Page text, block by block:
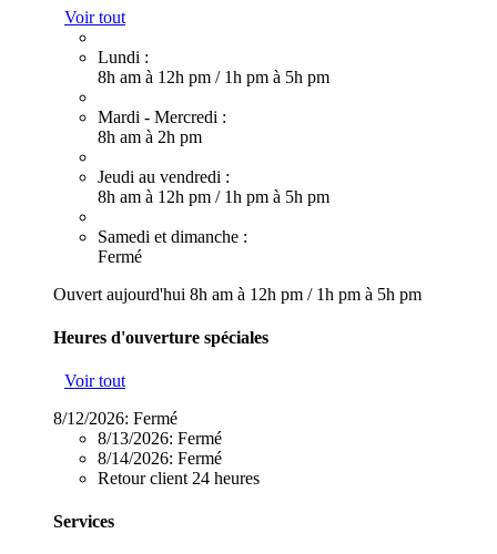
Voir tout
Lundi :
8h am à 12h pm / 1h pm à 5h pm
Mardi - Mercredi :
8h am à 2h pm
Jeudi au vendredi :
8h am à 12h pm / 1h pm à 5h pm
Samedi et dimanche :
Fermé
Ouvert aujourd'hui 8h am à 12h pm / 1h pm à 5h pm
Heures d'ouverture spéciales
Voir tout
8/12/2026: Fermé
8/13/2026: Fermé
8/14/2026: Fermé
Retour client 24 heures
Services